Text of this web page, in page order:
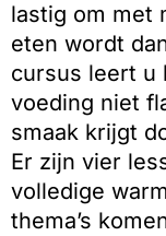
lastig om met
eten wordt
cursus leert u
voeding niet
smaak krijgt
Er zijn vier
volledige
thema’s